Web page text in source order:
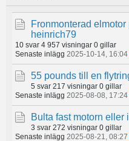
Fronmonterad
heinrich79
10 svar 4 957 visningar 0 gillar
Senaste inlägg 2025-10-14, 16:04
55 pounds till en
5 svar 217 visningar 0 gillar
Senaste inlägg 2025-08-08, 17:24
Bulta fast motorn eller
3 svar 272 visningar 0 gillar
Senaste inlägg 2025-08-21, 08:27